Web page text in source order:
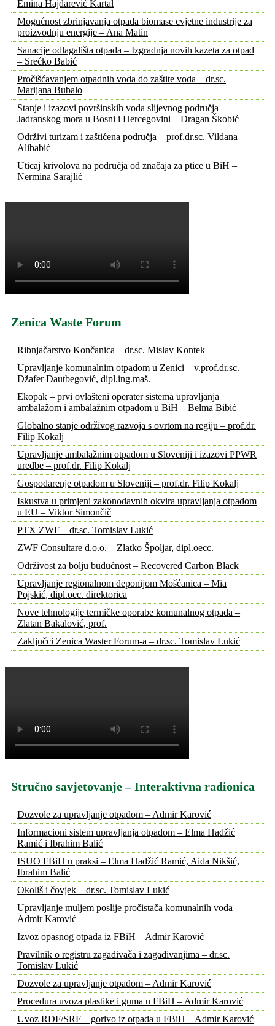
Emina Hajdarević Kartal
Mogućnost zbrinjavanja otpada biomase cvjetne industrije za
proizvodnju energije – Ana Matin
Sanacije odlagališta otpada – Izgradnja novih kazeta za otpad
– Srećko Babić
Pročišćavanjem otpadnih voda do zaštite voda – dr.sc.
Marijana Bubalo
Stanje i izazovi površinskih voda slijevnog područja
Jadranskog mora u Bosni i Hercegovini – Dragan Škobić
Održivi turizam i zaštićena područja – prof.dr.sc. Vildana
Alibabić
Uticaj krivolova na područja od značaja za ptice u BiH –
Nermina Sarajlić
Zenica Waste Forum
Ribnjačarstvo Končanica – dr.sc. Mislav Kontek
Upravljanje komunalnim otpadom u Zenici – v.prof.dr.sc.
Džafer Dautbegović, dipl.ing.maš.
Ekopak – prvi ovlašteni operater sistema upravljanja
ambalažom i ambalažnim otpadom u BiH – Belma Bibić
Globalno stanje održivog razvoja s ovrtom na regiju – prof.dr.
Filip Kokalj
Upravljanje ambalažnim otpadom u Sloveniji i izazovi PPWR
uredbe – prof.dr. Filip Kokalj
Gospodarenje otpadom u Sloveniji – prof.dr. Filip Kokalj
Iskustva u primjeni zakonodavnih okvira upravljanja otpadom
u EU – Viktor Simončič
PTX ZWF – dr.sc. Tomislav Lukić
ZWF Consultare d.o.o. – Zlatko Špoljar, dipl.oecc.
Održivost za bolju budućnost – Recovered Carbon Black
Upravljanje regionalnom deponijom Mošćanica – Mia
Pojskić, dipl.oec. direktorica
Nove tehnologije termičke oporabe komunalnog otpada –
Zlatan Bakalović, prof.
Zaključci Zenica Waster Forum-a – dr.sc. Tomislav Lukić
Stručno savjetovanje – Interaktivna radionica
Dozvole za upravljanje otpadom – Admir Karović
Informacioni sistem upravljanja otpadom – Elma Hadžić
Ramić i Ibrahim Balić
ISUO FBiH u praksi – Elma Hadžić Ramić, Aida Nikšić,
Ibrahim Balić
Okoliš i čovjek – dr.sc. Tomislav Lukić
Upravljanje muljem poslije pročistača komunalnih voda –
Admir Karović
Izvoz opasnog otpada iz FBiH – Admir Karović
Pravilnik o registru zagađivača i zagađivanjima – dr.sc.
Tomislav Lukić
Dozvole za upravljanje otpadom – Admir Karović
Procedura uvoza plastike i guma u FBiH – Admir Karović
Uvoz RDF/SRF – gorivo iz otpada u FBiH – Admir Karović